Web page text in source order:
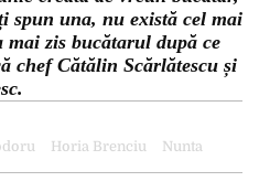
spun una, nu există cel mai
mai zis bucătarul după ce
chef Cătălin Scărlătescu și
Horia Brenciu Nunta